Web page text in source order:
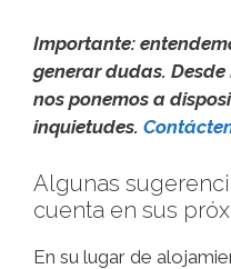
Importante:
generar dudas.
nos ponemos a
inquietudes.
Algunas
cuenta en sus
En su lugar de